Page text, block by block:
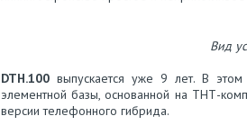
Вид
DTH.100 выпускается уже 9 лет. В
элементной базы, основанной на ТНТ-
версии телефонного гибрида.